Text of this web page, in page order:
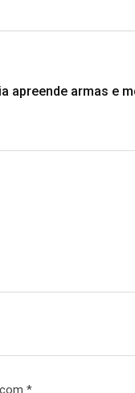
apreende armas e
*